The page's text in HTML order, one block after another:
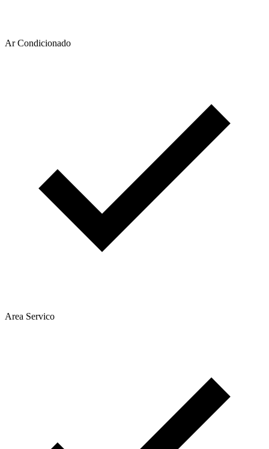
Ar Condicionado
Area Servico